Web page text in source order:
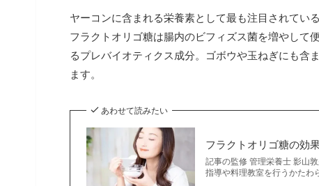
ヤーコンに含まれる栄養素として最も注目されてい
フラクトオリゴ糖は腸内のビフィズス菌を増やして
るプレバイオティクス成分。ゴボウや玉ねぎにも含
ます。
あわせて読みたい
フラクトオリゴ糖の効
記事の監修 管理栄養士 影山
指導や料理教室を行うかたわ